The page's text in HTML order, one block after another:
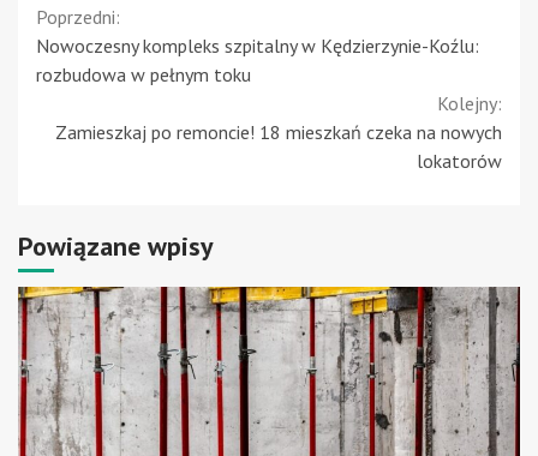
Continue
Reading
Poprzedni:
Nowoczesny kompleks szpitalny w Kędzierzynie-Koźlu:
rozbudowa w pełnym toku
Kolejny:
Zamieszkaj po remoncie! 18 mieszkań czeka na nowych
lokatorów
Powiązane wpisy